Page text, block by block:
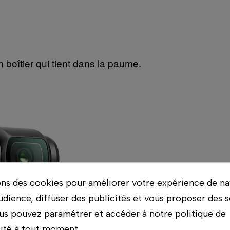
boîtier qui tient dans la paume.
des cookies pour améliorer votre expérience de
diffuser des publicités et vous proposer des
pouvez paramétrer et accéder à notre politique de